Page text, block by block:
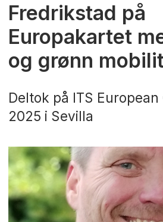
Fredrikstad på
Europakartet
og grønn
Deltok på ITS
2025 i Sevilla